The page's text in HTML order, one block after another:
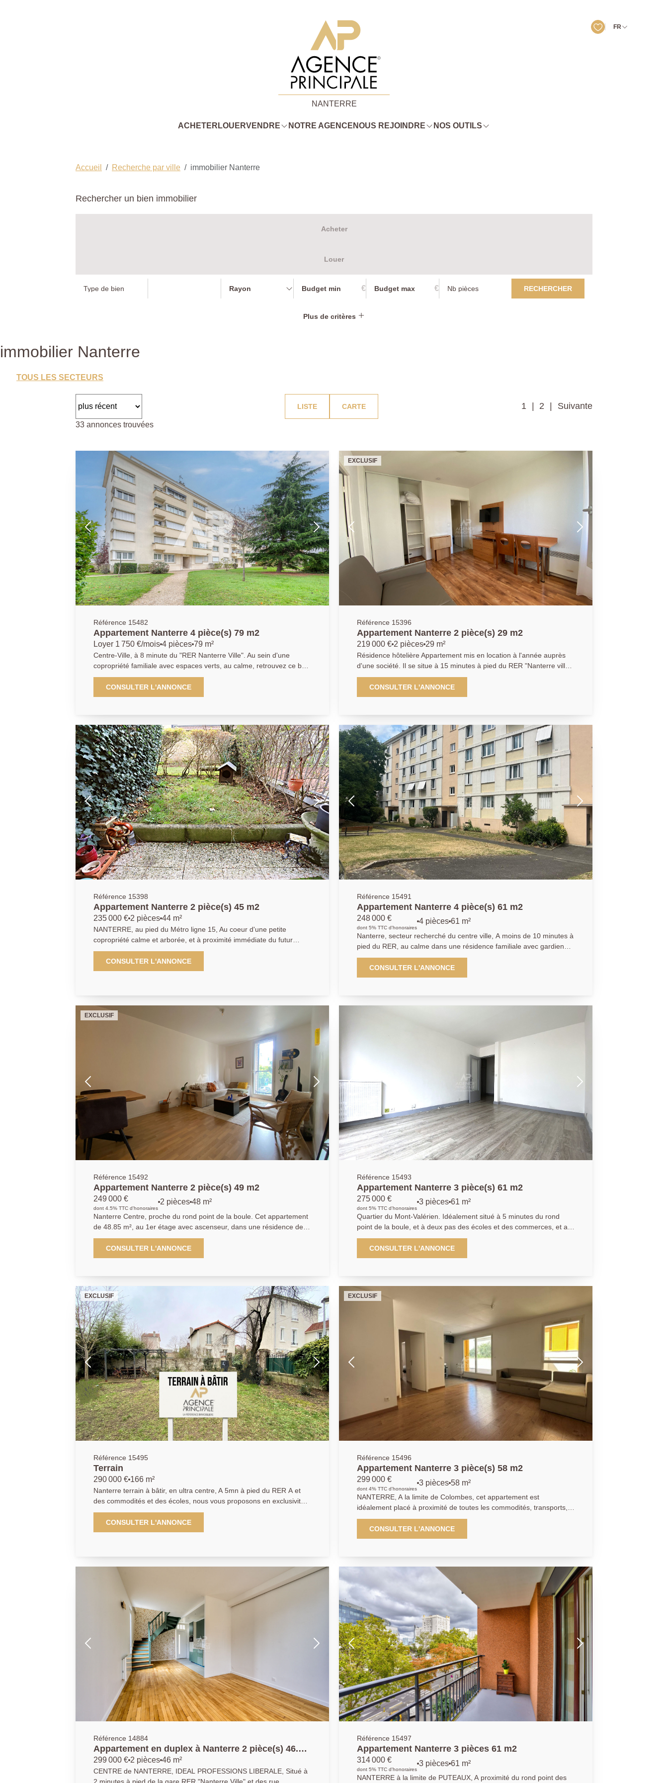
FR
NANTERRE
ACHETER LOUERVENDRE NOTRE AGENCE NOUS REJOINDRE NOS OUTILS
Accueil Recherche par ville immobilier Nanterre
Rechercher un bien immobilier
Acheter
Louer
Rayon € € RECHERCHER
Plus de critères
immobilier Nanterre
TOUS LES SECTEURS
LISTE CARTE 1 2 Suivante
33 annonces trouvées
Référence 15482
Appartement Nanterre 4 pièce(s) 79 m2
Loyer 1 750 €/mois 4 pièces 79 m²
Centre-Ville, à 8 minute du "RER Nanterre Ville". Au sein d'une
copropriété familiale avec espaces verts, au calme, retrouvez ce bel
appartement traversant 4 pièces de 79m2 au 2ème étage. Il se
compose : d'une entrée donnant sur une pièce de vie très
lumineuse, une cuisine indépendante toute équipée avec cellier. Un
d'eau ainsi que des toilettes séparés. Un cave complète ce bien,
parking libre dans la résidence. À proximité immédiate des
commerces, écoles maternelle et primaire à 5 min à pied.
Prestations financières : Loyer mensuel : 1 750 Euros charges
comprises, Charges récupérables : 150€/mois Honoraires charge
locataire : 1185 € TTC dont honoraires d'état des lieux: 237 € TTC
Dépôt de garantie: 3 200 € Notre contact : 01.40.97.07.07 AP/LT
CONSULTER L'ANNONCE
EXCLUSIF
Référence 15396
Appartement Nanterre 2 pièce(s) 29 m2
219 000 € 2 pièces 29 m²
Résidence hôtelière Appartement mis en location à l'année auprès
d'une société. Il se situe à 15 minutes à pied du RER "Nanterre ville"
et à proximité immédiate des bus ainsi que de toutes les
commodités. Ce type 2, se compose d'une entrée, d'une kitchenette,
d'une salle d'eau avec WC, d'un salon, d'une chambre et d'un
et réductions fiscales Future ligne de Tramway 2 à 5 minutes
Résidence neuve avec Services et Gardien Pour Etudiants (51 000 a
moins de 20 minutes) En étage avec balcon Vendu meublé équipé et
loué Revenus locatifs nets (un loyer trimestriel de 1 876,07 Euros
Hors Charges) et non fiscalisés Revalorisés annuellement et garantis
par Banque Pas de charges Occupation et Gestion pas possible
01.40.97.07.07, AP/LT
CONSULTER L'ANNONCE
Référence 15398
Appartement Nanterre 2 pièce(s) 45 m2
235 000 € 2 pièces 44 m²
NANTERRE, au pied du Métro ligne 15, Au coeur d'une petite
copropriété calme et arborée, et à proximité immédiate du futur
métro ligne 15, nous vous proposons cet appartement en rez-de-
jardin, avec un très beau potentiel. Il se compose d'une entrée, d'un
séjour donnant accès sur un jardin, une cuisine indépendante
cette offre. Ses atouts : Métro Ligne 15, RER Nanterre Ville à 12 min,
CONSULTER L'ANNONCE
Référence 15491
Appartement Nanterre 4 pièce(s) 61 m2
248 000 €
dont 5% TTC d'honoraires
4 pièces 61 m²
Nanterre, secteur recherché du centre ville, A moins de 10 minutes à
pied du RER, au calme dans une résidence familiale avec gardien
des années 1958 et bien entretenue, nous vous proposons un
appartement 3/4 pièces de 61 m². L'appartement est en rez-de-
chaussée surélevé. Traversant est/ouest, il se compose d'une
CONSULTER L'ANNONCE
EXCLUSIF
Référence 15492
Appartement Nanterre 2 pièce(s) 49 m2
249 000 €
dont 4.5% TTC d'honoraires
2 pièces 48 m²
Nanterre Centre, proche du rond point de la boule. Cet appartement
de 48.85 m², au 1er étage avec ascenseur, dans une résidence de
2012. Il se compose d'une entrée, une pièce de vie avec cuisine, une
chambre . Les deux pièces bénéficient d'in balcon. L' accès à la salle
de bains avec WC s'effectue par la chambre. Une place de parking
commerces du centre, esprit village. A 15mn à pied du RER Nanterre
Ville, ou si vous préférez le bus, l'arrêt pour La Défense est au bout
de la rue. Nous contacter : 01.40.97.07.07. AP/LT
CONSULTER L'ANNONCE
Référence 15493
Appartement Nanterre 3 pièce(s) 61 m2
275 000 €
dont 5% TTC d'honoraires
3 pièces 61 m²
Quartier du Mont-Valérien. Idéalement situé à 5 minutes du rond
point de la boule, et à deux pas des écoles et des commerces, et au
coeur d'une copropriété bien entretenue. Cet appartement de type
trois se compose d'une entrée, d'une pièce de vie, d'une cuisine
séparée et aménagée. Un dégagement dessert le coin nuit. qui
(possibilité d'installation d'une borne électrique) complètent ce bien
de qualité. 01.40.97.07.07.AP/LT
CONSULTER L'ANNONCE
EXCLUSIF
Référence 15495
Terrain
290 000 € 166 m²
Nanterre terrain à bâtir, en ultra centre, A 5mn à pied du RER A et
des commodités et des écoles, nous vous proposons en exclusivité
un terrain constructible de 166m². Situé en zone UD du PLU de
Nanterre, l'emprise au sol est de 40% maximum et la hauteur des
constructions ne pourra pas dépasser 9 m à l'égout du toit et 12 m
pouvez nous contacter: 01.40.97.07.07.AP/LT.
CONSULTER L'ANNONCE
EXCLUSIF
Référence 15496
Appartement Nanterre 3 pièce(s) 58 m2
299 000 €
dont 4% TTC d'honoraires
3 pièces 58 m²
NANTERRE, A la limite de Colombes, cet appartement est
idéalement placé à proximité de toutes les commodités, transports,
commerces et écoles. Les transports sont divers: un arrêt de bus à
50 m , la ligne T2 à 8 min à pied et l'extension du TRAM par la ligne
T1 se situera au pied de la résidence. La voie d'accès à l' A86 est
bénéficier de toutes les dernières normes. Cet appartement de 58
m² dispose de deux chambres, une salle d'eau, une cuisine
américaine aménagée et équipée, un séjour donnant sur une
terrasse de 42.6 m2 exposée sud, et des toilettes séparés. Une
place de parking vient compléter ce bien. 01.40.97.07.07.AP/LT
CONSULTER L'ANNONCE
Référence 14884
Appartement en duplex à Nanterre 2 pièce(s) 46.75
m2
299 000 € 2 pièces 46 m²
CENTRE de NANTERRE, IDEAL PROFESSIONS LIBERALE, Situé à
Référence 15497
Appartement Nanterre 3 pièces 61 m2
314 000 €
dont 5% TTC d'honoraires
3 pièces 61 m²
NANTERRE à la limite de PUTEAUX, A proximité du rond point des